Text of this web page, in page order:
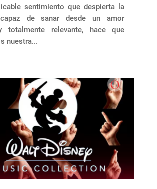
sentimiento que despierta la
de sanar desde un amor
totalmente relevante, hace que
nuestra...